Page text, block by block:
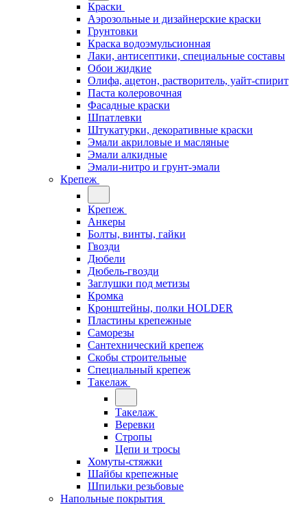
Краски
Аэрозольные и дизайнерские краски
Грунтовки
Краска водоэмульсионная
Лаки, антисептики, специальные составы
Обои жидкие
Олифа, ацетон, растворитель, уайт-спирит
Паста колеровочная
Фасадные краски
Шпатлевки
Штукатурки, декоративные краски
Эмали акриловые и масляные
Эмали алкидные
Эмали-нитро и грунт-эмали
Крепеж
Крепеж
Анкеры
Болты, винты, гайки
Гвозди
Дюбели
Дюбель-гвозди
Заглушки под метизы
Кромка
Кронштейны, полки НОLDER
Пластины крепежные
Саморезы
Сантехнический крепеж
Скобы строительные
Специальный крепеж
Такелаж
Такелаж
Веревки
Стропы
Цепи и тросы
Хомуты-стяжки
Шайбы крепежные
Шпильки резьбовые
Напольные покрытия